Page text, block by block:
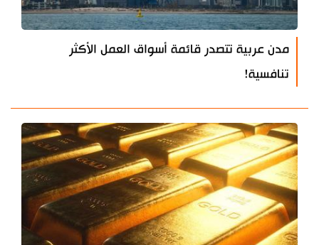
مدن عربية تتصدر قائمة أسواق العمل الأكثر
تنافسية!